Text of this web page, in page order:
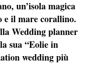
un’isola magica
e il mare corallino.
Wedding planner
sua “Eolie in
wedding più